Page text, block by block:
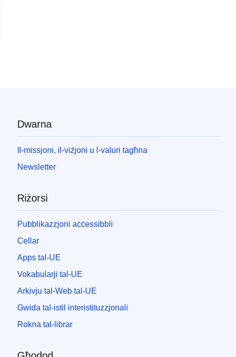
Dwarna
Il-missjoni, il-viżjoni u l-valuri tagħna
Newsletter
Riżorsi
Pubblikazzjoni aċċessibbli
Cellar
Apps tal-UE
Vokabularji tal-UE
Arkivju tal-Web tal-UE
Gwida tal-istil interistituzzjonali
Rokna tal-librar